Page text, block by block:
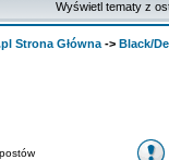
Wyświetl tematy z
Strona Główna -> Black/